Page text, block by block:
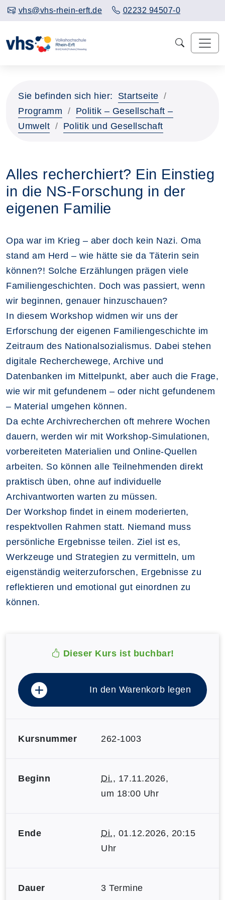
vhs@vhs-rhein-erft.de 02232 94507-0
Sie befinden sich hier:
Startseite
Programm
Politik – Gesellschaft –
Umwelt
Politik und Gesellschaft
Alles recherchiert? Ein Einstieg
in die NS-Forschung in der
eigenen Familie
Opa war im Krieg – aber doch kein Nazi. Oma
stand am Herd – wie hätte sie da Täterin sein
können?! Solche Erzählungen prägen viele
Familiengeschichten. Doch was passiert, wenn
wir beginnen, genauer hinzuschauen?
In diesem Workshop widmen wir uns der
Erforschung der eigenen Familiengeschichte im
Zeitraum des Nationalsozialismus. Dabei stehen
digitale Recherchewege, Archive und
Datenbanken im Mittelpunkt, aber auch die Frage,
wie wir mit gefundenem – oder nicht gefundenem
– Material umgehen können.
Da echte Archivrecherchen oft mehrere Wochen
dauern, werden wir mit Workshop-Simulationen,
vorbereiteten Materialien und Online-Quellen
arbeiten. So können alle Teilnehmenden direkt
praktisch üben, ohne auf individuelle
Archivantworten warten zu müssen.
Der Workshop findet in einem moderierten,
respektvollen Rahmen statt. Niemand muss
persönliche Ergebnisse teilen. Ziel ist es,
Werkzeuge und Strategien zu vermitteln, um
eigenständig weiterzuforschen, Ergebnisse zu
reflektieren und emotional gut einordnen zu
können.
Dieser Kurs ist buchbar!
In den Warenkorb legen
Kursnummer 262-1003
Beginn Di., 17.11.2026,
um 18:00 Uhr
Ende Di., 01.12.2026, 20:15
Uhr
Dauer 3 Termine